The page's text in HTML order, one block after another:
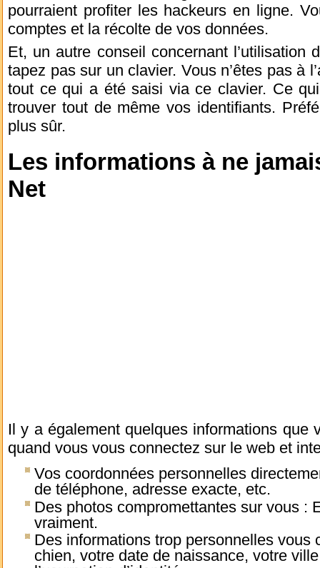
pourraient profiter les hackeurs en ligne.
comptes et la récolte de vos données.
Et, un autre conseil concernant
tapez pas sur un clavier. Vous n’êtes pas à
tout ce qui a été saisi via ce clavier. Ce
trouver tout de même vos identifiants.
plus sûr.
Les informations à ne
Net
Il y a également quelques informations que
quand vous vous connectez sur le web et
Vos coordonnées personnelles
de téléphone, adresse exacte, etc.
Des photos compromettantes sur vous :
vraiment.
Des informations trop personnelles vous
chien, votre date de naissance, votre